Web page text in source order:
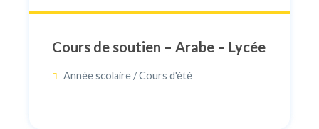
Cours de soutien – Arabe – Lycée
Année scolaire / Cours d'été